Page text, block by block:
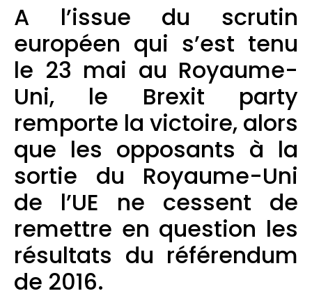
A l’issue du scrutin
européen qui s’est tenu
le 23 mai au Royaume-
Uni, le Brexit party
remporte la victoire, alors
que les opposants à la
sortie du Royaume-Uni
de l’UE ne cessent de
remettre en question les
résultats du référendum
de 2016.